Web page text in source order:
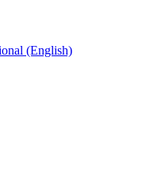
(English)